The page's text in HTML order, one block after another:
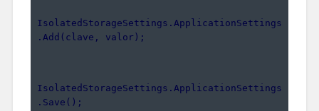
IsolatedStorageSettings.ApplicationSettings
.Add(clave, valor);
IsolatedStorageSettings.ApplicationSettings
.Save();